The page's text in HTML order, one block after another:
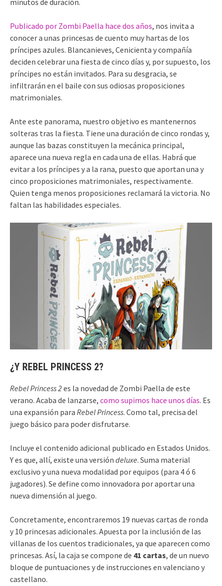
Publicado por Zombi Paella hace dos años, nos invita a
conocer a unas princesas de cuento muy hartas de los
príncipes azules. Blancanieves, Cenicienta y compañía
deciden celebrar una fiesta de cinco días y, por supuesto, los
príncipes no están invitados. Para su desgracia, se
infiltrarán en el baile con sus odiosas proposiciones
matrimoniales.
Ante este panorama, nuestro objetivo es mantenernos
solteras tras la fiesta. Tiene una duración de cinco rondas y,
aunque las bazas constituyen la mecánica principal,
aparece una nueva regla en cada una de ellas. Habrá que
evitar a los príncipes y a la rana, puesto que aportan una y
cinco proposiciones matrimoniales, respectivamente.
Quien tenga menos proposiciones reclamará la victoria. No
faltan las habilidades especiales.
¿Y REBEL PRINCESS 2?
Rebel Princess 2es la novedad de Zombi Paella de este
verano. Acaba de lanzarse, como supimos hace unos días. Es
una expansión para Rebel Princess. Como tal, precisa del
juego básico para poder disfrutarse.
Incluye el contenido adicional publicado en Estados Unidos.
Y es que, allí, existe una versión deluxe. Suma material
exclusivo y una nueva modalidad por equipos (para 4 ó 6
jugadores). Se define como innovadora por aportar una
nueva dimensión al juego.
Concretamente, encontraremos 19 nuevas cartas de ronda
y 10 princesas adicionales. Apuesta por la inclusión de las
villanas de los cuentos tradicionales, ya que aparecen como
princesas. Así, la caja se compone de 41 cartas, de un nuevo
bloque de puntuaciones y de instrucciones en valenciano y
castellano.